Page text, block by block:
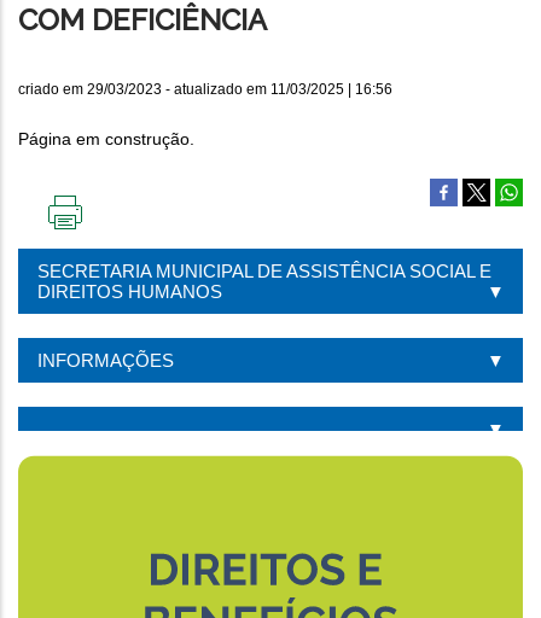
COM DEFICIÊNCIA
criado em 29/03/2023 - atualizado em 11/03/2025 | 16:56
Página em construção.
PÁGINA
SECRETARIA MUNICIPAL DE ASSISTÊNCIA SOCIAL E
DIREITOS HUMANOS
INFORMAÇÕES